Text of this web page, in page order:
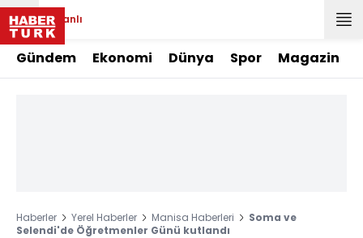
Canlı
Gündem Ekonomi Dünya Spor Magazin
Haberler Yerel Haberler Manisa Haberleri
Soma ve
Selendi'de Öğretmenler Günü kutlandı